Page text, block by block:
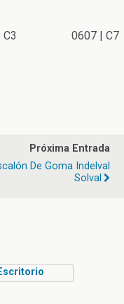
0607 | C7
Próxima Entrada
De Goma Indelval
Solval